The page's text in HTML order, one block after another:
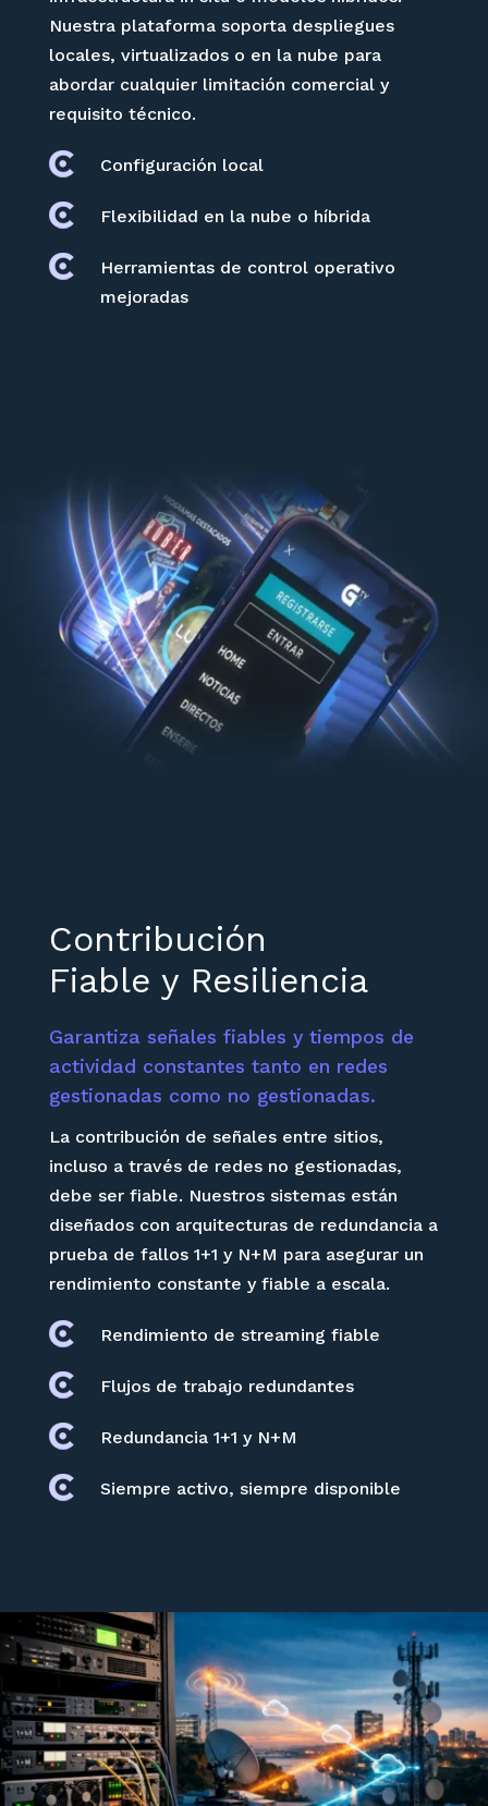
Nuestra plataforma soporta despliegues
locales, virtualizados o en la nube para
abordar cualquier limitación comercial y
requisito técnico.
Configuración local
Flexibilidad en la nube o híbrida
Herramientas de control operativo
mejoradas
Contribución
Fiable y Resiliencia
Garantiza señales fiables y tiempos de
actividad constantes tanto en redes
gestionadas como no gestionadas.
La contribución de señales entre sitios,
incluso a través de redes no gestionadas,
debe ser fiable. Nuestros sistemas están
diseñados con arquitecturas de redundancia a
prueba de fallos 1+1 y N+M para asegurar un
rendimiento constante y fiable a escala.
Rendimiento de streaming fiable
Flujos de trabajo redundantes
Redundancia 1+1 y N+M
Siempre activo, siempre disponible